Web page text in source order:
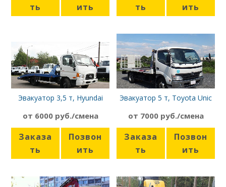
ть
ить
ть
ить
Эвакуатор 3,5 т, Hyundai
от 6000 руб./смена
Заказа
ть
Позвон
ить
Эвакуатор 5 т, Toyota Unic
от 7000 руб./смена
Заказа
ть
Позвон
ить